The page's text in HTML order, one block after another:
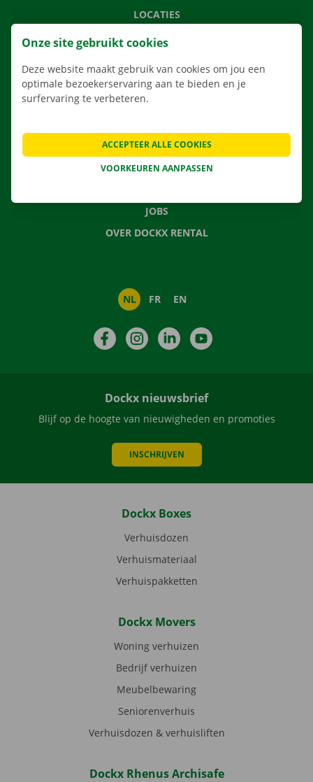
LOCATIES
APP
VEELGESTELDE VRAGEN
NIEUWS
JOBS
OVER DOCKX RENTAL
NL FR EN
FacebookInstagramLinkedIn
Dockx nieuwsbrief
Blijf op de hoogte van nieuwigheden en promoties
INSCHRIJVEN
Dockx Boxes
Verhuisdozen
Verhuismateriaal
Verhuispakketten
Dockx Movers
Woning verhuizen
Bedrijf verhuizen
Meubelbewaring
Seniorenverhuis
Verhuisdozen & verhuisliften
Dockx Rhenus Archisafe
Onze site gebruikt cookies
Deze website maakt gebruik van cookies om jou een
optimale bezoekerservaring aan te bieden en je
surfervaring te verbeteren.
VOORKEUREN AANPASSEN
ACCEPTEER ALLE COOKIES